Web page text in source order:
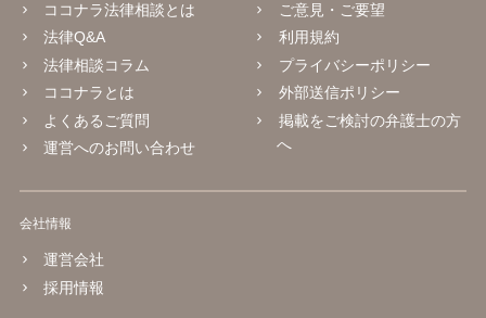
ココナラ法律相談とは
法律Q&A
法律相談コラム
ココナラとは
よくあるご質問
運営へのお問い合わせ
ご意見・ご要望
利用規約
プライバシーポリシー
外部送信ポリシー
掲載をご検討の弁護士の方
へ
会社情報
運営会社
採用情報